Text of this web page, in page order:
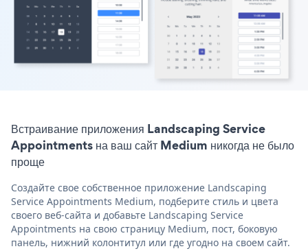
Встраивание приложения Landscaping Service
Appointments на ваш сайт Medium никогда не было
проще
Создайте свое собственное приложение Landscaping
Service Appointments Medium, подберите стиль и цвета
своего веб-сайта и добавьте Landscaping Service
Appointments на свою страницу Medium, пост, боковую
панель, нижний колонтитул или где угодно на своем сайт.